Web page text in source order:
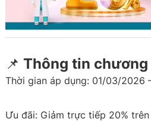
📌 Thông tin
Thời gian áp dụng: 01/03/2026
Ưu đãi: Giảm trực tiếp 20%